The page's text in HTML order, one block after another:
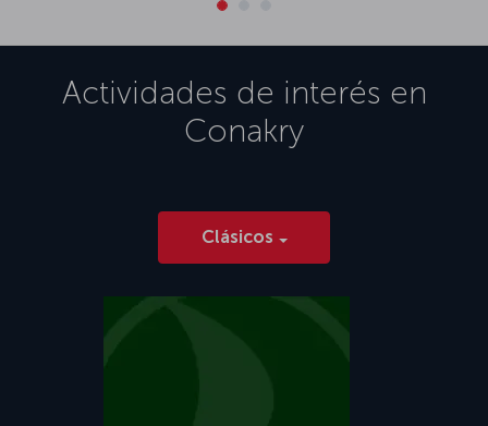
Actividades de interés en
Conakry
Clásicos